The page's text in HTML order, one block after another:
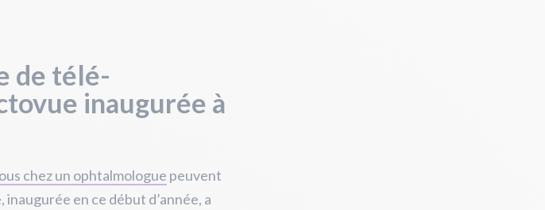
de télé-
inaugurée à
chez un ophtalmologue peuvent
en ce début d’année, a